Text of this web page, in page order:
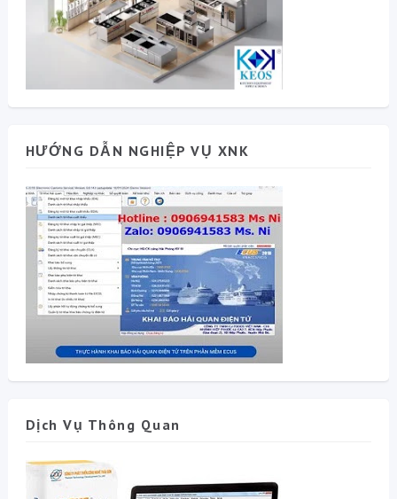
HƯỚNG DẪN NGHIỆP VỤ XNK
Dịch Vụ Thông Quan